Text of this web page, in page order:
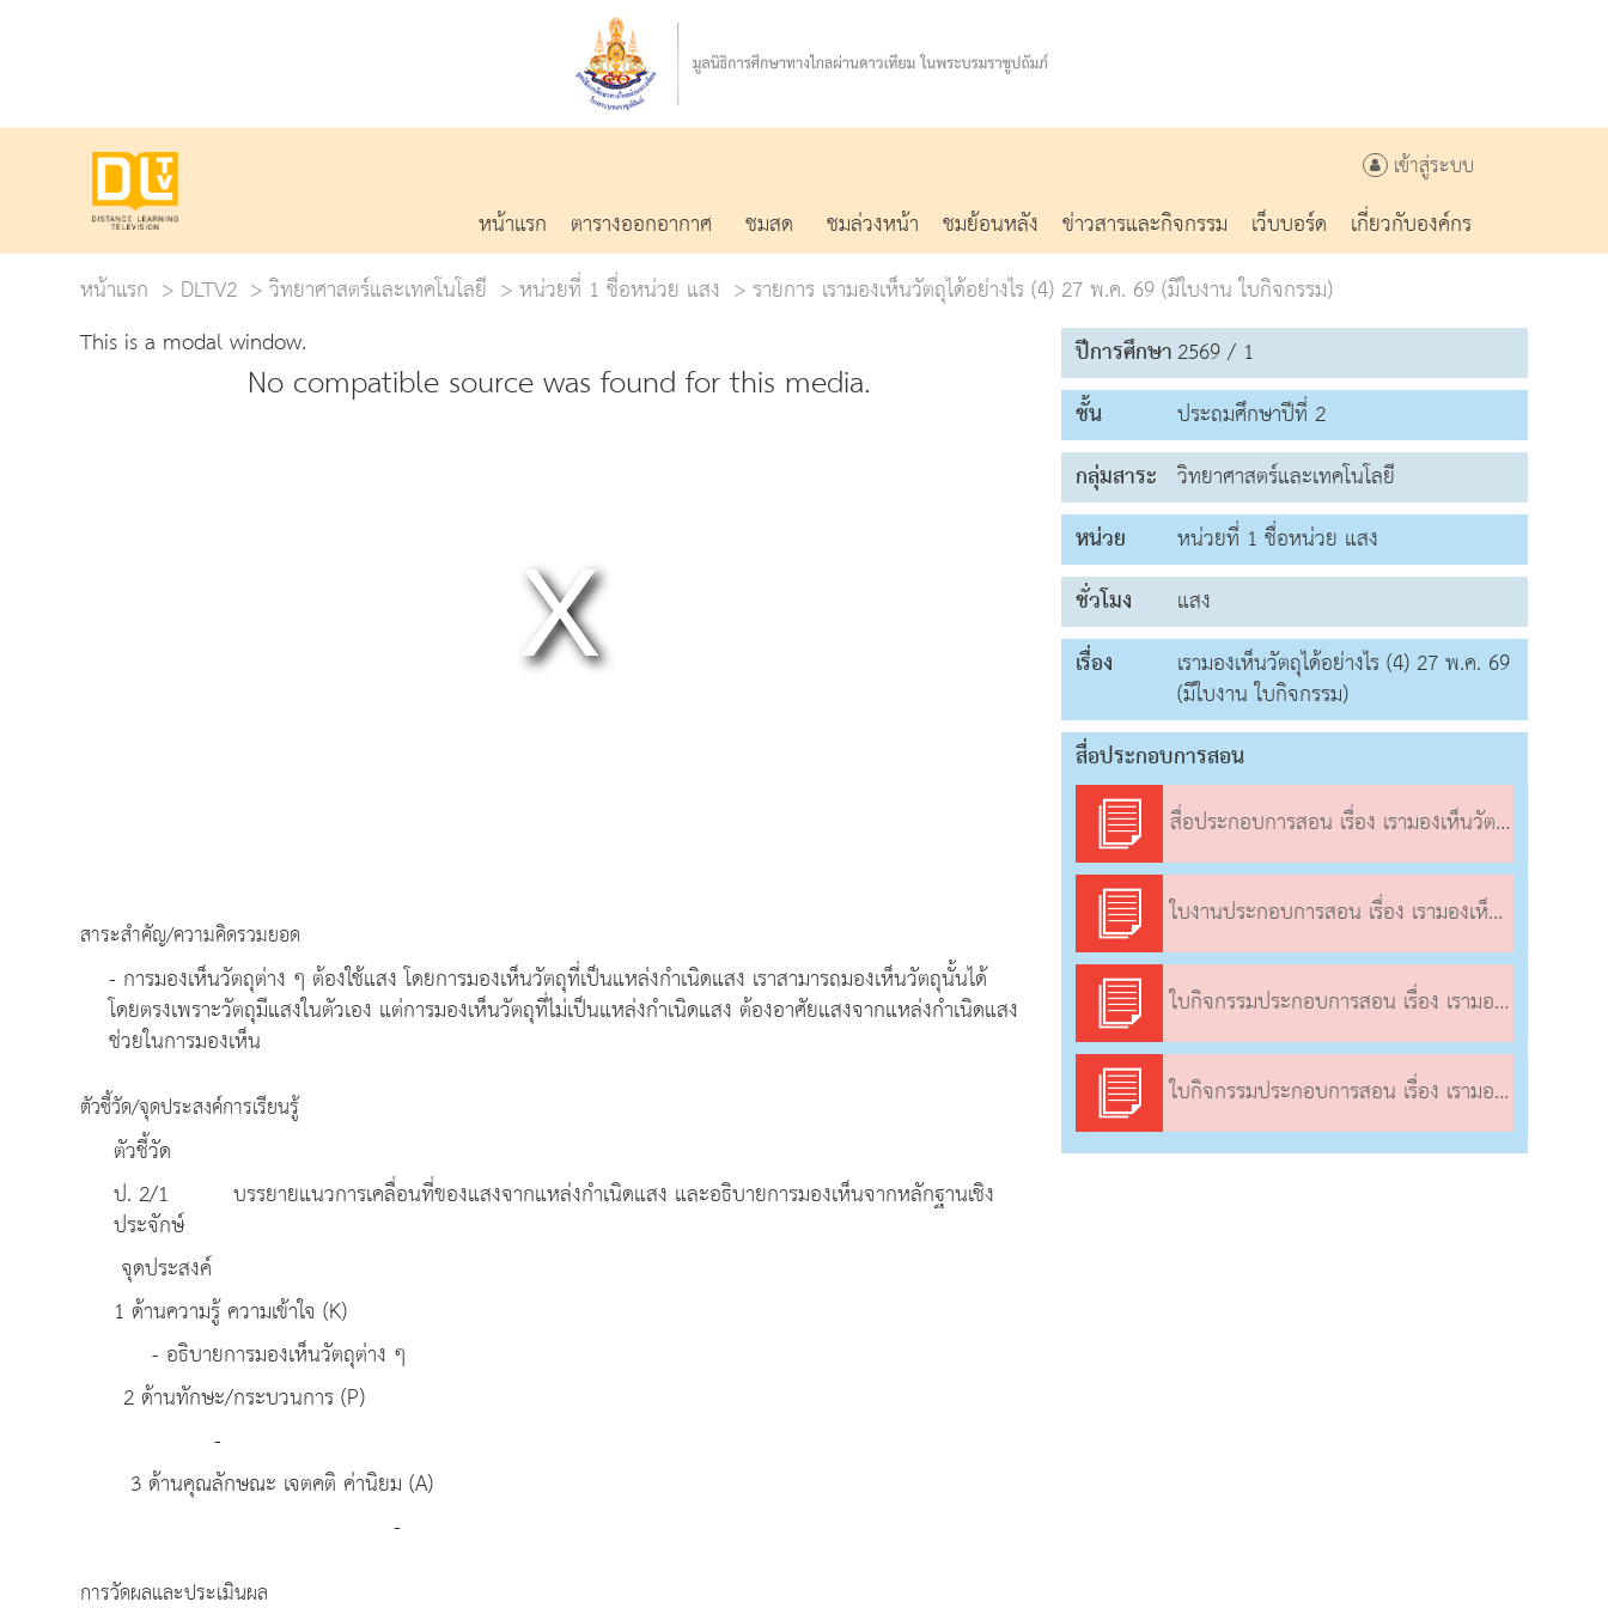
เข้าสู่ระบบ
หน้าแรก ตารางออกอากาศ ชมสด ชมล่วงหน้า ชมย้อนหลัง ข่าวสารและกิจกรรม เว็บบอร์ด
เกี่ยวกับองค์กร
หน้าแรก
DLTV2 วิทยาศาสตร์และเทคโนโลยี หน่วยที่ 1 ชื่อหน่วย แสง
รายการ เรามองเห็นวัตถุได้อย่างไร (4) 27 พ.ค. 69 (มีใบงาน ใบกิจกรรม)
This is a modal window.
No compatible source was found for this media.
สาระสำคัญ/ความคิดรวมยอด
- การมองเห็นวัตถุต่าง ๆ ต้องใช้แสง โดยการมองเห็นวัตถุที่เป็นแหล่งกำเนิดแสง เราสามารถมองเห็นวัตถุนั้นได้
โดยตรงเพราะวัตถุมีแสงในตัวเอง แต่การมองเห็นวัตถุที่ไม่เป็นแหล่งกำเนิดแสง ต้องอาศัยแสงจากแหล่งกำเนิดแสง
ช่วยในการมองเห็น
ตัวชี้วัด/จุดประสงค์การเรียนรู้
ตัวชี้วัด
ป. 2/1 บรรยายแนวการเคลื่อนที่ของแสงจากแหล่งกำเนิดแสง และอธิบายการมองเห็นจากหลักฐานเชิง
ประจักษ์
จุดประสงค์
1 ด้านความรู้ ความเข้าใจ (K)
- อธิบายการมองเห็นวัตถุต่าง ๆ
2 ด้านทักษะ/กระบวนการ (P)
-
3 ด้านคุณลักษณะ เจตคติ ค่านิยม (A)
-
การวัดผลและประเมินผล
ปีการศึกษา2569 / 1
ชั้น
ประถมศึกษาปีที่ 2
กลุ่มสาระ วิทยาศาสตร์และเทคโนโลยี
หน่วย
หน่วยที่ 1 ชื่อหน่วย แสง
ชั่วโมง
แสง
เรื่อง
เรามองเห็นวัตถุได้อย่างไร (4) 27 พ.ค. 69
(มีใบงาน ใบกิจกรรม)
สื่อประกอบการสอน
สื่อประกอบการสอน เรื่อง เรามองเห็นวัตถุได้อย่างไร (4)
ใบงานประกอบการสอน เรื่อง เรามองเห็นวัตถุได้อย่างไร (4)
ใบกิจกรรมประกอบการสอน เรื่อง เรามองเห็นวัตถุได้อย่างไร (4)
ใบกิจกรรมประกอบการสอน เรื่อง เรามองเห็นวัตถุได้อย่างไร (4)